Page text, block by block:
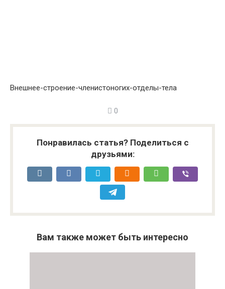
Внешнее-строение-членистоногих-отделы-тела
0
Понравилась статья? Поделиться с
друзьями:
Вам также может быть интересно